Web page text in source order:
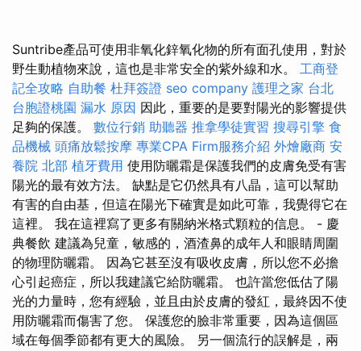
Suntribe產品可使用非氧化鋅氧化物的所有面孔使用，對於
野生動植物來說，這也是非常安全的紫外線和水。 工商登
記全攻略 自助餐 杜拜簽證 seo company 護理之家 台北
台胞證桃園 漏水 原因 因此，重要的是要對陽光的影響提供
足夠的保護。 數位行銷 助聽器 推拿學徒實習 搜尋引擎 食
品機械 頭痛放鬆按摩 專業CPA Firm服務介紹 外燴廠商 安
養院 北部 植牙費用 使用防曬霜是保護我們的皮膚免受有害
陽光的最有效方法。 缺點是它仍然具有八晶，這可以幫助
有害的自由基，但這在陽光下確實是如此可靠，我覺得它在
這裡。 我在這裡寫了更多有關納米格式顆粒的信息。 - 慶
典餐飲 建議為兒童，敏感的，酒渣鼻的成年人和眼睛周圍
的物理防曬霜。 因為它甚至沒有吸收皮膚，所以您不必擔
心引起癌症，所以我建議它給防曬霜。 也許當您低估了陽
光的力量時，您有經驗，並且由於皮膚的發紅，最終因不使
用防曬霜而傷害了您。 保護您的臉非常重要，因為這個區
域在每個季節都有更大的風險。 另一個流行的誤解是，兩